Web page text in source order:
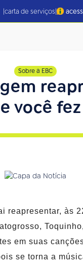
|carta de serviços|
Sobre a EBC
você
reapresentar, às
em suas
se torna a